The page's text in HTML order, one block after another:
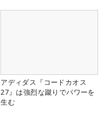
アディダス『コードカオス
27』は強烈な蹴りでパワーを
生む